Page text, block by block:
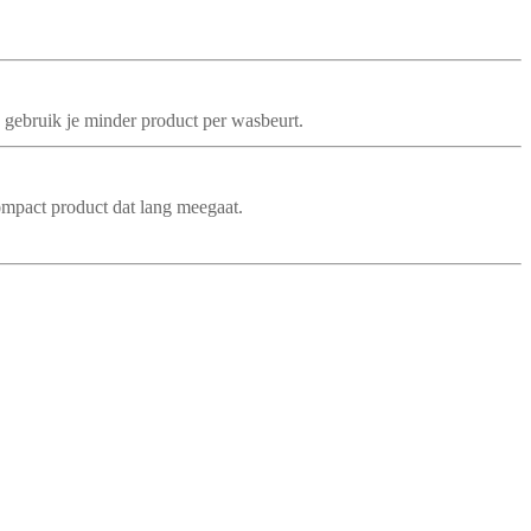
je minder product per wasbeurt.
product dat lang meegaat.